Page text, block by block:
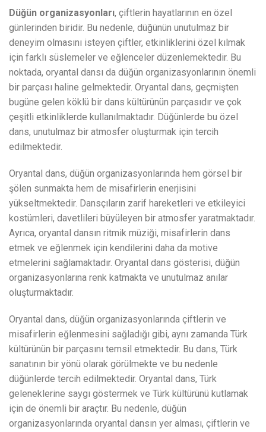
Düğün organizasyonları, çiftlerin hayatlarının en özel
günlerinden biridir. Bu nedenle, düğünün unutulmaz bir
deneyim olmasını isteyen çiftler, etkinliklerini özel kılmak
için farklı süslemeler ve eğlenceler düzenlemektedir. Bu
noktada, oryantal dansı da düğün organizasyonlarının önemli
bir parçası haline gelmektedir. Oryantal dans, geçmişten
bugüne gelen köklü bir dans kültürünün parçasıdır ve çok
çeşitli etkinliklerde kullanılmaktadır. Düğünlerde bu özel
dans, unutulmaz bir atmosfer oluşturmak için tercih
edilmektedir.
Oryantal dans, düğün organizasyonlarında hem görsel bir
şölen sunmakta hem de misafirlerin enerjisini
yükseltmektedir. Dansçıların zarif hareketleri ve etkileyici
kostümleri, davetlileri büyüleyen bir atmosfer yaratmaktadır.
Ayrıca, oryantal dansın ritmik müziği, misafirlerin dans
etmek ve eğlenmek için kendilerini daha da motive
etmelerini sağlamaktadır. Oryantal dans gösterisi, düğün
organizasyonlarına renk katmakta ve unutulmaz anılar
oluşturmaktadır.
Oryantal dans, düğün organizasyonlarında çiftlerin ve
misafirlerin eğlenmesini sağladığı gibi, aynı zamanda Türk
kültürünün bir parçasını temsil etmektedir. Bu dans, Türk
sanatının bir yönü olarak görülmekte ve bu nedenle
düğünlerde tercih edilmektedir. Oryantal dans, Türk
geleneklerine saygı göstermek ve Türk kültürünü kutlamak
için de önemli bir araçtır. Bu nedenle, düğün
organizasyonlarında oryantal dansın yer alması, çiftlerin ve